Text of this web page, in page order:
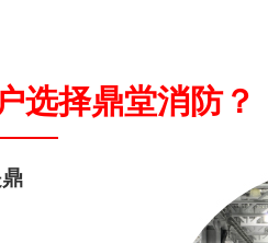
选择鼎堂消防？